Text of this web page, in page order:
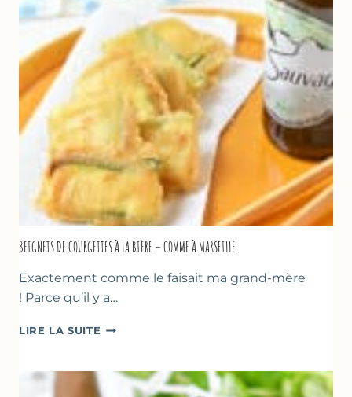
YAOURT
GREC
–
SANS
SORBETIÈRE
BEIGNETS DE COURGETTES À LA BIÈRE – COMME À MARSEILLE
Exactement comme le faisait ma grand-mère
! Parce qu’il y a…
LIRE LA SUITE BEIGNETS
LA